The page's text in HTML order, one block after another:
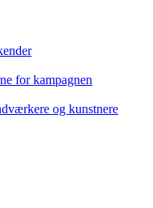
for kampagnen
og kunstnere